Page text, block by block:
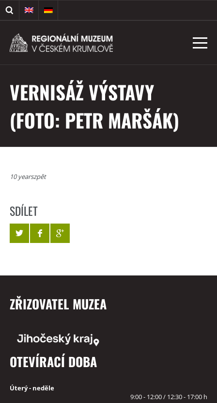
VERNISÁŽ VÝSTAVY
(FOTO: PETR MARŠÁK)
10 yearszpět
SDÍLET
ZŘIZOVATEL MUZEA
OTEVÍRACÍ DOBA
Úterý - neděle
9:00 - 12:00 / 12:30 - 17:00 h